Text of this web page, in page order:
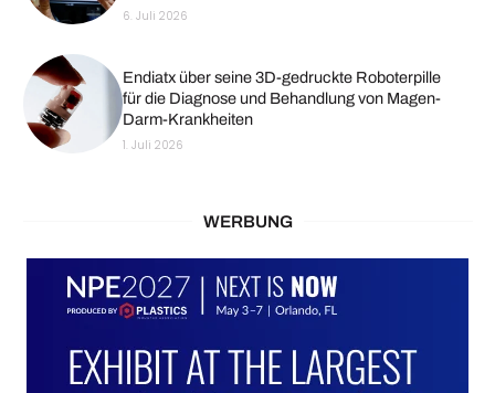
6. Juli 2026
Endiatx über seine 3D-gedruckte Roboterpille
für die Diagnose und Behandlung von Magen-
Darm-Krankheiten
1. Juli 2026
WERBUNG